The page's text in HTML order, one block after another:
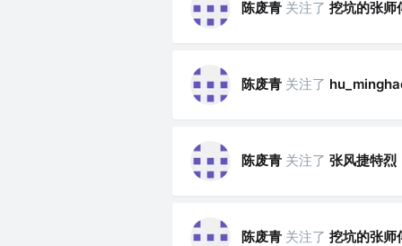
陈废青 关注了 挖坑的张师
陈废青 关注了
陈废青 关注了 张风捷特烈
陈废青 关注了 挖坑的张师